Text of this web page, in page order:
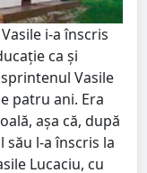
i-a înscris
ca şi
Vasile
patru ani. Era
aşa că, după
l-a înscris la
Lucaciu, cu